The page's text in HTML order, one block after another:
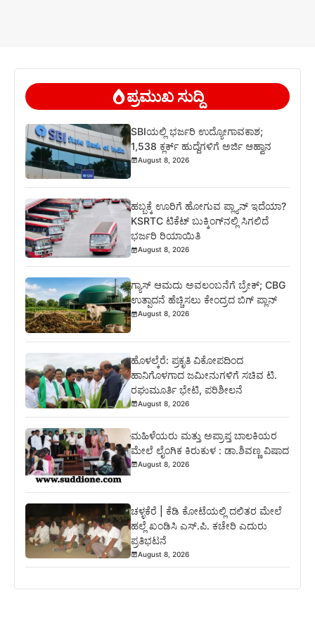
ಪ್ರಮುಖ ಸುದ್ದಿ
SBIಯಲ್ಲಿ ಭರ್ಜರಿ ಉದ್ಯೋಗಾವಕಾಶ;
1,538 ಕ್ಲರ್ಕ್ ಹುದ್ದೆಗಳಿಗೆ ಅರ್ಜಿ ಆಹ್ವಾನ
August 8, 2026
ಹಬ್ಬಕ್ಕೆ ಊರಿಗೆ ಹೋಗುವ ಪ್ಲ್ಯಾನ್ ಇದೆಯಾ?
KSRTC ಟಿಕೆಟ್ ಬುಕ್ಕಿಂಗ್‌ನಲ್ಲಿ ಸಿಗಲಿದೆ
ಭರ್ಜರಿ ರಿಯಾಯಿತಿ
August 8, 2026
ಗ್ಯಾಸ್ ಆಮದು ಅವಲಂಬನೆಗೆ ಬ್ರೇಕ್; CBG
ಉತ್ಪಾದನೆ ಹೆಚ್ಚಿಸಲು ಕೇಂದ್ರದ ಬಿಗ್ ಪ್ಲಾನ್
August 8, 2026
ಹೊಳಲ್ಕೆರೆ: ಪ್ರಕೃತಿ ವಿಕೋಪದಿಂದ
ಹಾನಿಗೊಳಗಾದ ಜಮೀನುಗಳಿಗೆ ಸಚಿವ ಟಿ.
ರಘುಮೂರ್ತಿ ಭೇಟಿ, ಪರಿಶೀಲನೆ
August 8, 2026
ಮಹಿಳೆಯರು ಮತ್ತು ಅಪ್ರಾಪ್ತ ಬಾಲಕಿಯರ
ಮೇಲೆ ಲೈಂಗಿಕ ಕಿರುಕುಳ : ಡಾ.ಶಿವಣ್ಣ ವಿಷಾದ
August 8, 2026
ಚಳ್ಳಕೆರೆ | ಕೆಡಿ ಕೋಟೆಯಲ್ಲಿ ದಲಿತರ ಮೇಲೆ
ಹಲ್ಲೆ ಖಂಡಿಸಿ ಎಸ್.ಪಿ. ಕಚೇರಿ ಎದುರು
ಪ್ರತಿಭಟನೆ
August 8, 2026